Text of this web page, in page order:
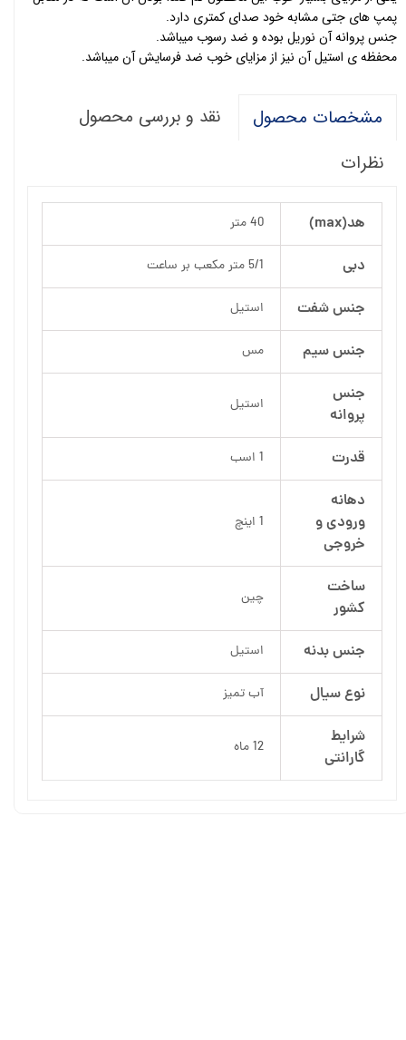
پمپ های جتی مشابه خود صدای کمتری دارد.
جنس پروانه آن نوریل بوده و ضد رسوب میباشد.
محفظه ی استیل آن نیز از مزایای خوب ضد فرسایش آن میباشد.
مشخصات محصول
نقد و بررسی محصول
نظرات
هد(max) 40 متر
دبی 5/1 متر مکعب بر ساعت
جنس شفت استیل
جنس سیم مس
جنس
پروانه
استیل
قدرت 1 اسب
دهانه
ورودی و
خروجی
1 اینچ
ساخت
کشور
چین
جنس بدنه استیل
نوع سیال آب تمیز
شرایط
گارانتی
12 ماه